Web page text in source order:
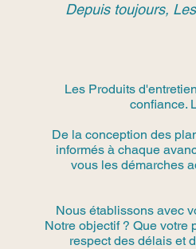
Depuis toujours,
Les Produits
confiance.
De la conception des
informés à chaque
vous les démarches
Nous établissons avec
Notre objectif ? Que votre
respect des délais et